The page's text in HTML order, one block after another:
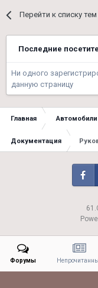
Перейти к списку тем
Последние
Ни одного
данную страницу
Главная Автомобили
Документация
Форумы